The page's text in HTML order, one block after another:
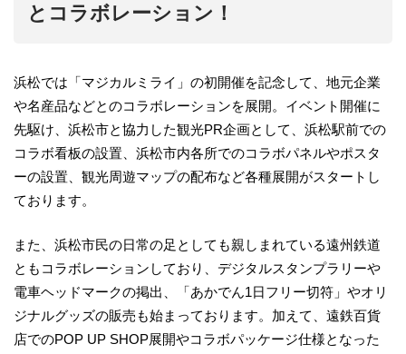
とコラボレーション！
浜松では「マジカルミライ」の初開催を記念して、地元企業
や名産品などとのコラボレーションを展開。イベント開催に
先駆け、浜松市と協力した観光PR企画として、浜松駅前での
コラボ看板の設置、浜松市内各所でのコラボパネルやポスタ
ーの設置、観光周遊マップの配布など各種展開がスタートし
ております。
また、浜松市民の日常の足としても親しまれている遠州鉄道
ともコラボレーションしており、デジタルスタンプラリーや
電車ヘッドマークの掲出、「あかでん1日フリー切符」やオリ
ジナルグッズの販売も始まっております。加えて、遠鉄百貨
店でのPOP UP SHOP展開やコラボパッケージ仕様となった